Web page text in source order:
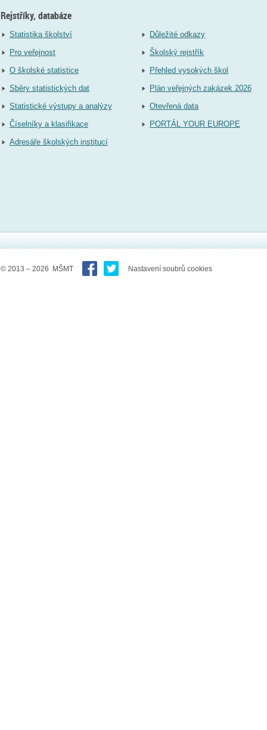
Rejstříky, databáze
Statistika školství
Pro veřejnost
O školské statistice
Sběry statistických dat
Statistické výstupy a analýzy
Číselníky a klasifikace
Adresáře školských institucí
Důležité odkazy
Školský rejstřík
Přehled vysokých škol
Plán veřejných zakázek 2026
Otevřená data
PORTÁL YOUR EUROPE
© 2013 – 2026 MŠMT Nastavení soubrů cookies